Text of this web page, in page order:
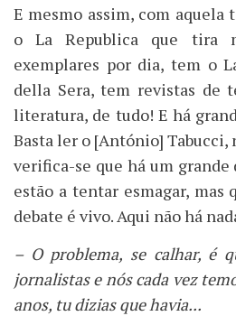
E mesmo assim, com
o La Republica que tira
exemplares por dia, tem o
della Sera, tem revistas de
literatura, de tudo! E há
Basta ler o [António]
verifica-se que há um grande
estão a tentar esmagar,
debate é vivo. Aqui não há
– O problema, se calhar, é
jornalistas e nós cada vez
anos, tu dizias que havia...